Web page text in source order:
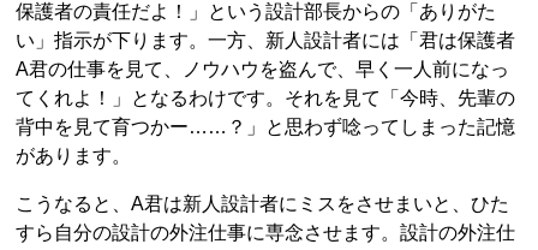
保護者の責任だよ！」という設計部長からの「ありがた
い」指示が下ります。一方、新人設計者には「君は保護者
A君の仕事を見て、ノウハウを盗んで、早く一人前になっ
てくれよ！」となるわけです。それを見て「今時、先輩の
背中を見て育つかー……？」と思わず唸ってしまった記憶
があります。
こうなると、A君は新人設計者にミスをさせまいと、ひた
すら自分の設計の外注仕事に専念させます。設計の外注仕